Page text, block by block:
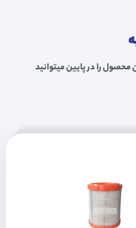
را در پایین میتوانید